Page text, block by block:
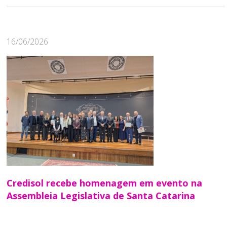
16/06/2026
Credisol recebe homenagem em evento na
Assembleia Legislativa de Santa Catarina